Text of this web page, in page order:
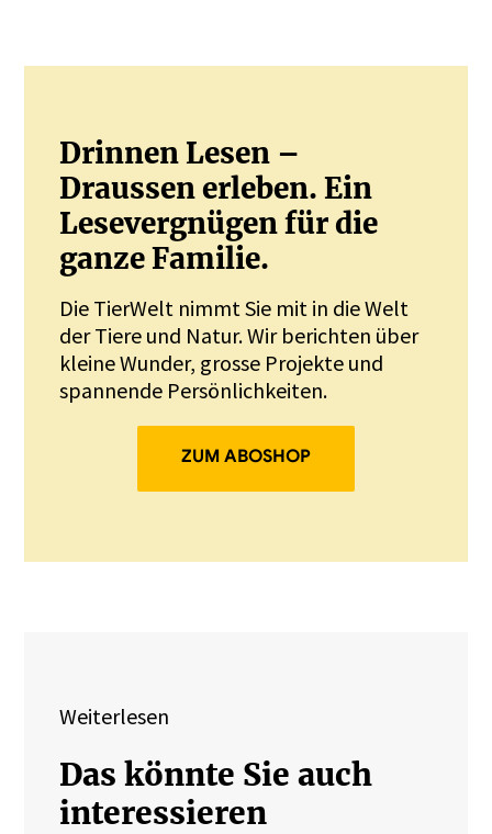
Drinnen Lesen –
Draussen erleben. Ein
Lesevergnügen für die
ganze Familie.
Die TierWelt nimmt Sie mit in die Welt
der Tiere und Natur. Wir berichten über
kleine Wunder, grosse Projekte und
spannende Persönlichkeiten.
ZUM ABOSHOP
Weiterlesen
Das könnte Sie auch
interessieren